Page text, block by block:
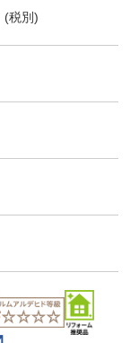
(税別)